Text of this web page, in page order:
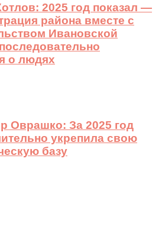
2025 год показал —
района вместе с
Ивановской
о людях
Оврашко: За 2025 год
укрепила свою
базу